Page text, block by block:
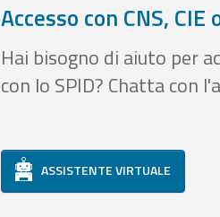
Accesso con CNS, CIE
Hai bisogno di aiuto per
con lo SPID? Chatta con
ASSISTENTE VIRTUALE